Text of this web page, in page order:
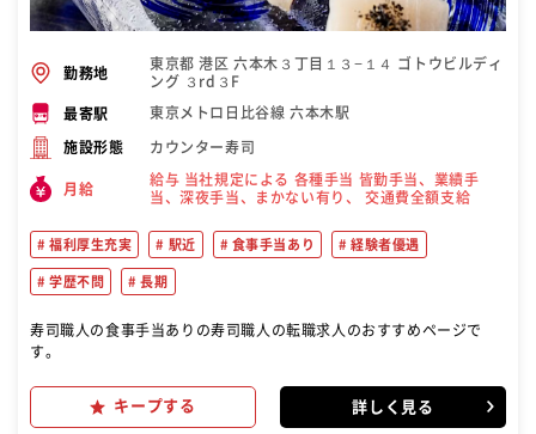
勤務地
東京都 港区 六本木３丁目１３−１４ ゴトウビルディ
ング ３rd３F
最寄駅 東京メトロ日比谷線 六本木駅
施設形態 カウンター寿司
月給
給与 当社規定による 各種手当 皆勤手当、業績手
当、深夜手当、まかない有り、 交通費全額支給
福利厚生充実 駅近 食事手当あり 経験者優遇
学歴不問 長期
寿司職人の食事手当ありの寿司職人の転職求人のおすすめページで
す。
キープする 詳しく見る